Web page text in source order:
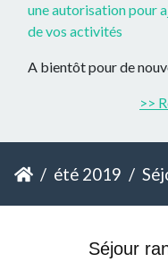
une autorisation pour
de vos activités
A bientôt pour de
>>
été 2019 Séjour
Séjour